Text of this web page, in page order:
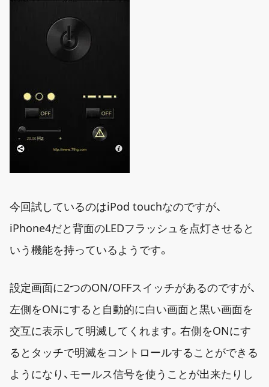
今回試しているのはiPod touchなのですが、
iPhone4だと背面のLEDフラッシュを点灯させると
いう機能を持っているようです。
設定画面に2つのON/OFFスイッチがあるのですが、
左側をONにすると自動的に白い画面と黒い画面を
交互に表示して明滅してくれます。右側をONにす
るとタッチで明滅をコントロールすることができる
ようになり、モールス信号を使うことが出来たりし